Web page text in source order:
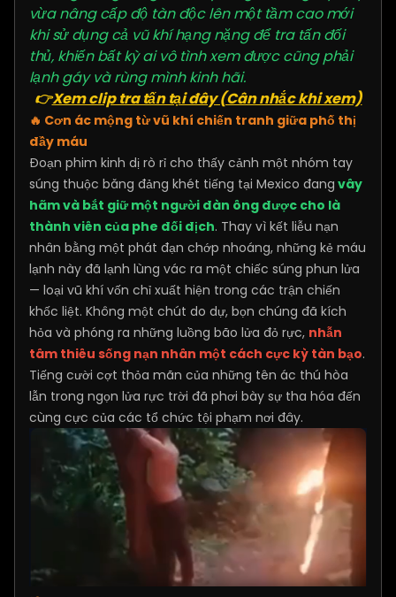
vừa nâng cấp độ tàn độc lên một tầm cao mới
khi sử dụng cả vũ khí hạng nặng để tra tấn đối
thủ, khiến bất kỳ ai vô tình xem được cũng phải
lạnh gáy và rùng mình kinh hãi.
👉Xem clip tra tấn tại đây (Cân nhắc khi xem)
🔥 Cơn ác mộng từ vũ khí chiến tranh giữa phố thị
đầy máu
Đoạn phim kinh dị rò rỉ cho thấy cảnh một nhóm tay
súng thuộc băng đảng khét tiếng tại Mexico đang vây
hãm và bắt giữ một người đàn ông được cho là
thành viên của phe đối địch. Thay vì kết liễu nạn
nhân bằng một phát đạn chớp nhoáng, những kẻ máu
lạnh này đã lạnh lùng vác ra một chiếc súng phun lửa
— loại vũ khí vốn chỉ xuất hiện trong các trận chiến
khốc liệt. Không một chút do dự, bọn chúng đã kích
hỏa và phóng ra những luồng bão lửa đỏ rực, nhẫn
tâm thiêu sống nạn nhân một cách cực kỳ tàn bạo.
Tiếng cười cợt thỏa mãn của những tên ác thú hòa
lẫn trong ngọn lửa rực trời đã phơi bày sự tha hóa đến
cùng cực của các tổ chức tội phạm nơi đây.